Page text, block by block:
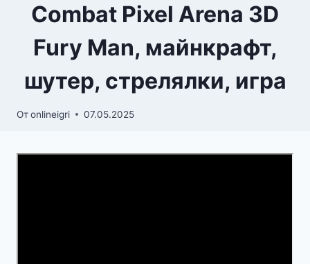
Combat Pixel Arena 3D
Fury Man, майнкрафт,
шутер, стрелялки, игра
Отonlineigri 07.05.2025